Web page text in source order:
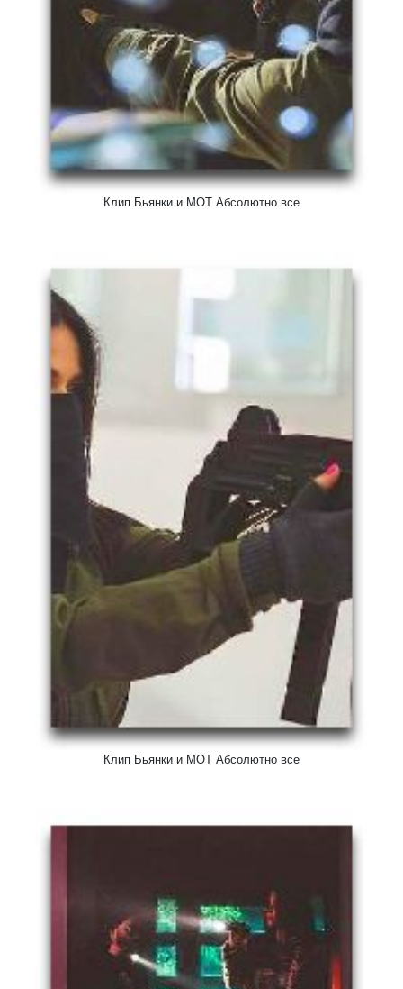
Клип Бьянки и МОТ Абсолютно все
Клип Бьянки и МОТ Абсолютно все